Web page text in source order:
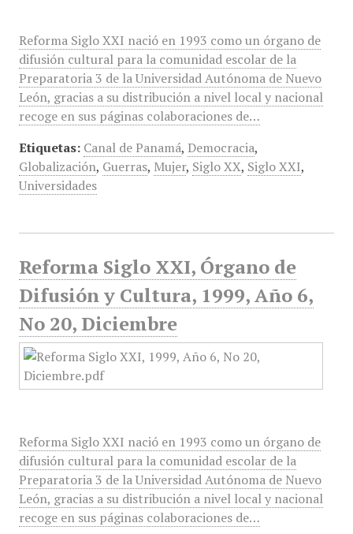
Reforma Siglo XXI nació en 1993 como un órgano de
difusión cultural para la comunidad escolar de la
Preparatoria 3 de la Universidad Autónoma de Nuevo
León, gracias a su distribución a nivel local y nacional
recoge en sus páginas colaboraciones de…
Etiquetas: Canal de Panamá, Democracia,
Globalización, Guerras, Mujer, Siglo XX, Siglo XXI,
Universidades
Reforma Siglo XXI, Órgano de
Difusión y Cultura, 1999, Año 6,
No 20, Diciembre
Reforma Siglo XXI nació en 1993 como un órgano de
difusión cultural para la comunidad escolar de la
Preparatoria 3 de la Universidad Autónoma de Nuevo
León, gracias a su distribución a nivel local y nacional
recoge en sus páginas colaboraciones de…